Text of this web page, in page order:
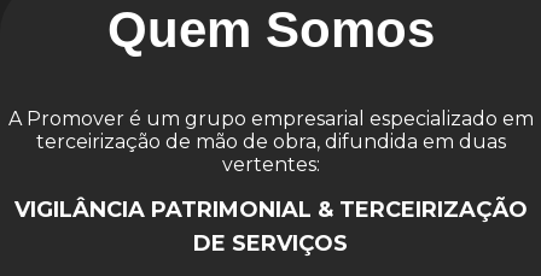
Quem Somos
A Promover é um grupo empresarial especializado em
terceirização de mão de obra, difundida em duas
vertentes:
VIGILÂNCIA PATRIMONIAL & TERCEIRIZAÇÃO
DE SERVIÇOS